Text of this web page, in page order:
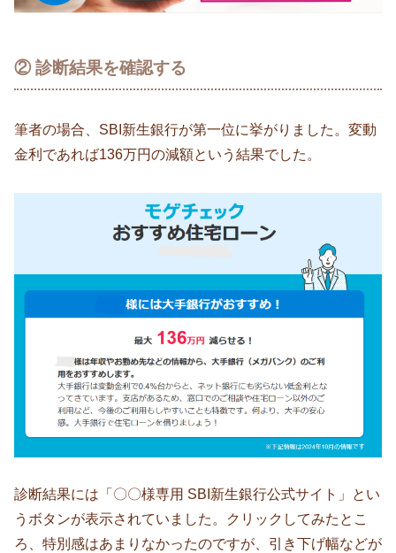
② 診断結果を確認する
筆者の場合、SBI新生銀行が第一位に挙がりました。変動
金利であれば136万円の減額という結果でした。
診断結果には「〇〇様専用 SBI新生銀行公式サイト」とい
うボタンが表示されていました。クリックしてみたとこ
ろ、特別感はあまりなかったのですが、引き下げ幅などが